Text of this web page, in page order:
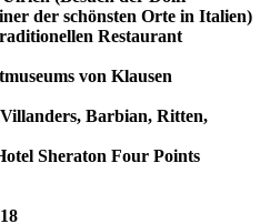
der schönsten Orte in Italien)
Restaurant
von Klausen
Barbian, Ritten,
Sheraton Four Points